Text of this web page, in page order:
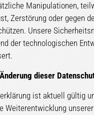
Manipulationen,
Zerstörung oder gegen
Unsere
der technologischen
dieser
ist aktuell gültig
Weiterentwicklung